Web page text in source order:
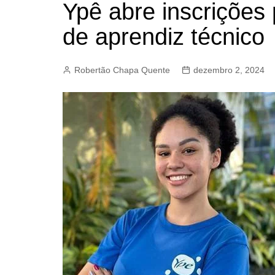
JUNDIAÍ
LIMEIRA
MOGI
MOGI
Ypê abre
de aprendiz técnico
Robertão Chapa Quente dezembro 2, 2024